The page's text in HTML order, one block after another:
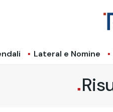
Lateral e Nomine